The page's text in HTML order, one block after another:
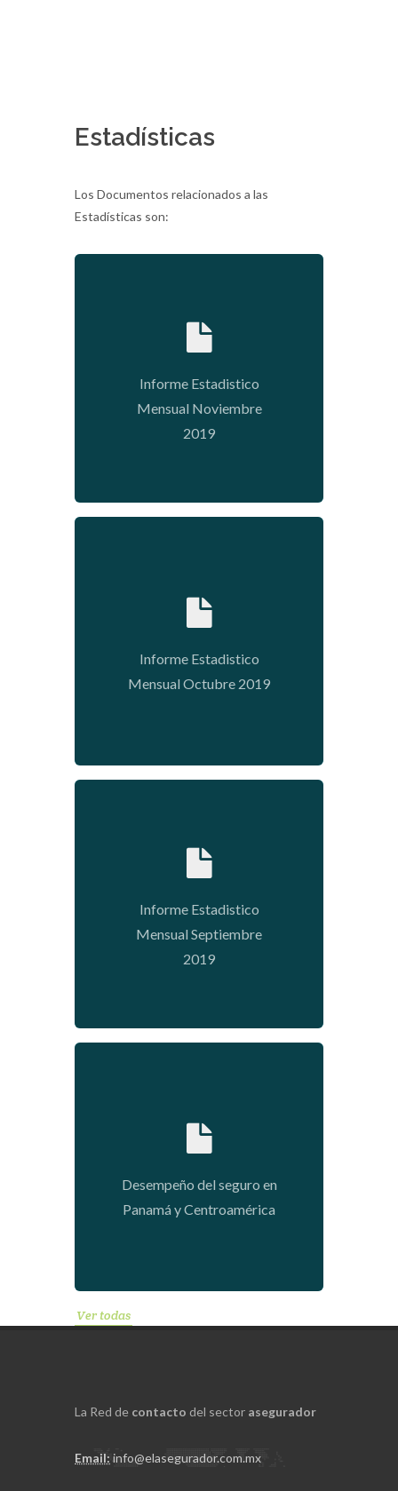
Estadísticas
Los Documentos relacionados a las
Estadísticas son:
Informe Estadistico
Mensual Noviembre
2019
Informe Estadistico
Mensual Octubre 2019
Informe Estadistico
Mensual Septiembre
2019
Desempeño del seguro en
Panamá y Centroamérica
Ver todas
La Red de contacto del sector asegurador
Email: info@elasegurador.com.mx